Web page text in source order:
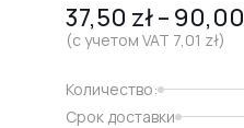
37,50 zł– 90,00
(с учетом VAT 7,01 zł)
Количество:
Срок доставки